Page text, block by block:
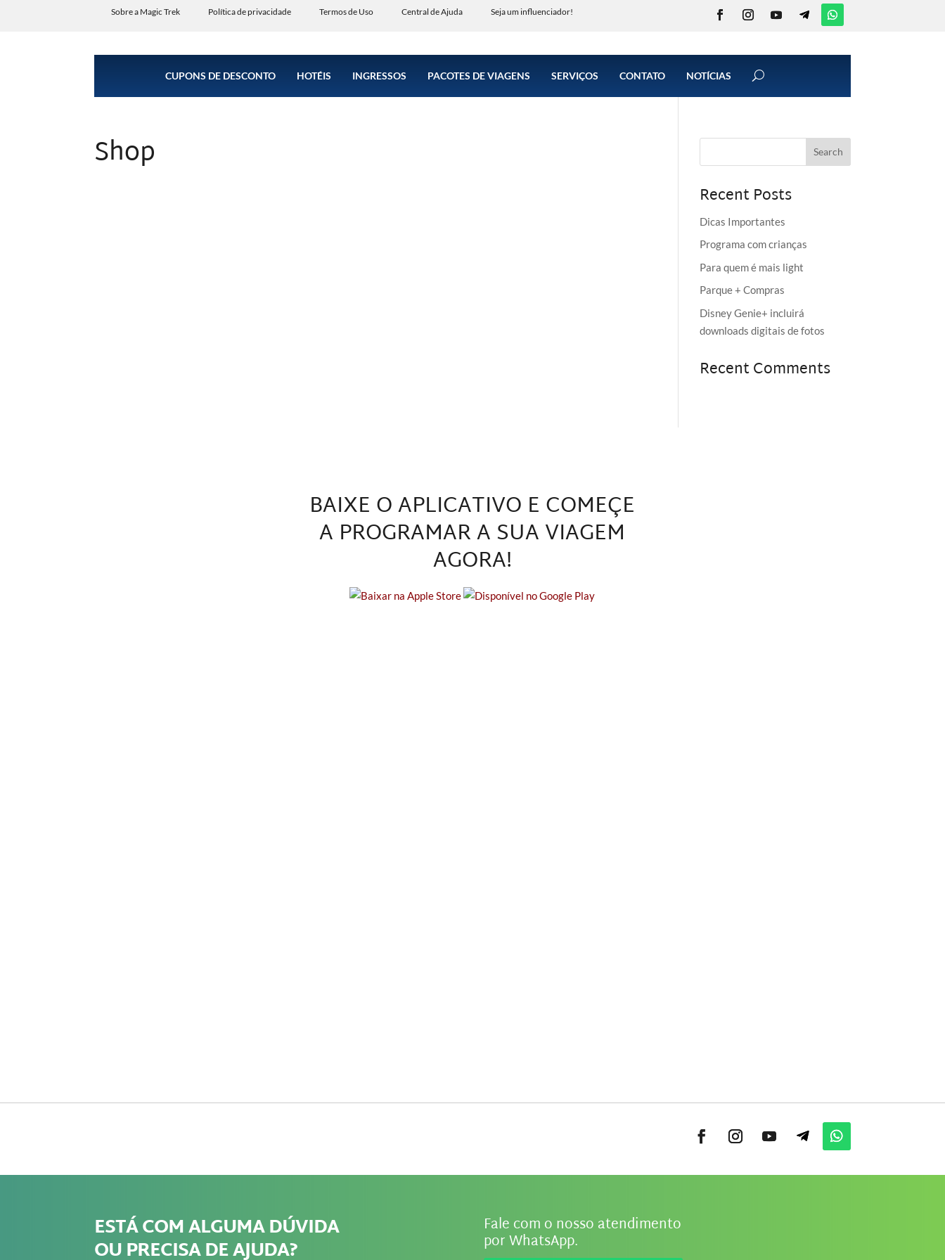
Sobre a Magic Trek Política de privacidade Termos de Uso Central de Ajuda Seja um influenciador!
CUPONS DE DESCONTO HOTÉIS INGRESSOS PACOTES DE VIAGENS SERVIÇOS CONTATO NOTÍCIAS
Shop
Recent Posts
Dicas Importantes
Programa com crianças
Para quem é mais light
Parque + Compras
Disney Genie+ incluirá
downloads digitais de fotos
Recent Comments
BAIXE O APLICATIVO E COMEÇE
A PROGRAMAR A SUA VIAGEM
AGORA!
ESTÁ COM ALGUMA DÚVIDA
OU PRECISA DE AJUDA?
Fale com o nosso atendimento
por WhatsApp.